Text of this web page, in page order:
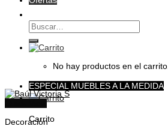
Buscar
por:
No hay productos en el carrito.
ESPECIAL MUEBLES A LA MEDIDA
Carrito
Decoración